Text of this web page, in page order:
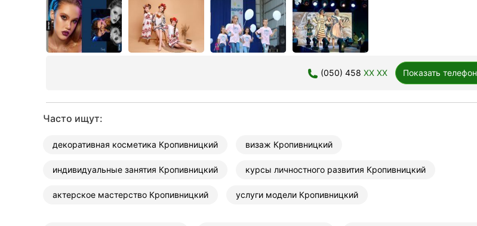
(050) 458 XX XX Показать телефон
Часто ищут:
декоративная косметика Кропивницкий визаж Кропивницкий
индивидуальные занятия Кропивницкий курсы личностного развития Кропивницкий
актерское мастерство Кропивницкий услуги модели Кропивницкий